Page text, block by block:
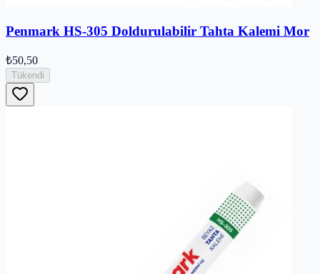
Penmark HS-305 Doldurulabilir Tahta Kalemi Mor
₺50,50
Tükendi